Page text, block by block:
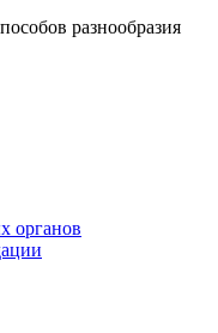
разнообразия
органов